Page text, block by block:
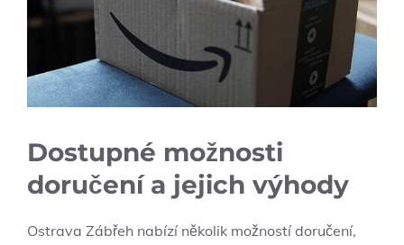
Dostupné možnosti
doručení a jejich výhody
Ostrava Zábřeh nabízí několik možností doručení,